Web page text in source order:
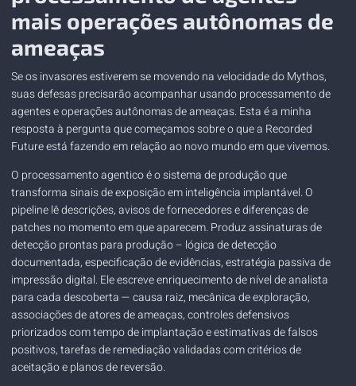
mais operações autônomas de
ameaças
Se os invasores estiverem se movendo na velocidade do Mythos,
suas defesas precisarão acompanhar usando processamento de
agentes e operações autônomas de ameaças. Esta é a minha
resposta à pergunta que começamos sobre o que a Recorded
Future está fazendo em relação ao novo mundo em que vivemos.
O processamento agentico é o sistema de produção que
transforma sinais de exposição em inteligência implantável. O
pipeline lê descrições, avisos de fornecedores e diferenças de
patches no momento em que aparecem. Produz assinaturas de
detecção prontas para produção – lógica de detecção
documentada, especificação de evidências, estratégia passiva de
impressão digital. Ele escreve enriquecimento de nível de analista
para cada descoberta — causa raiz, mecânica de exploração,
associações de atores de ameaças, controles defensivos
priorizados com tempo de implantação e estimativas de falsos
positivos, tarefas de remediação validadas com critérios de
aceitação e planos de reversão.